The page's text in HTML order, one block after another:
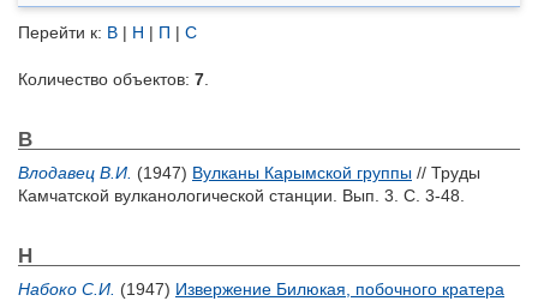
Перейти к: В | Н | П | С
Количество объектов: 7
В
Влодавец В.И. (1947) Вулканы Карымской группы // Труды
Камчатской вулканологической станции. Вып. 3. С. 3-48.
Н
Набоко С.И. (1947) Извержение Билюкая, побочного кратера